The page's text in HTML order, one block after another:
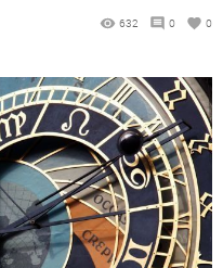
632 0 0